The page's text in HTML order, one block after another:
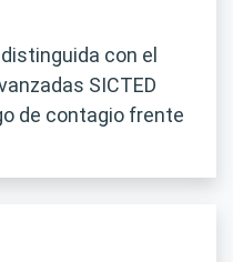
con el
SICTED
de contagio frente